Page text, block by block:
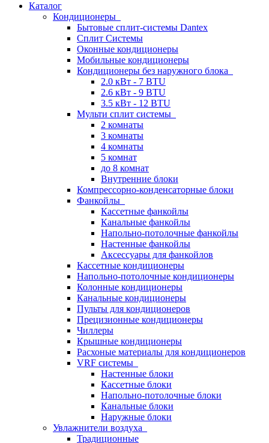
Каталог
Кондиционеры
Бытовые сплит-системы Dantex
Сплит Системы
Оконные кондиционеры
Мобильные кондиционеры
Кондиционеры без наружного блока
2.0 кВт - 7 BTU
2.6 кВт - 9 BTU
3.5 кВт - 12 BTU
Мульти сплит системы
2 комнаты
3 комнаты
4 комнаты
5 комнат
до 8 комнат
Внутренние блоки
Компрессорно-конденсаторные блоки
Фанкойлы
Кассетные фанкойлы
Канальные фанкойлы
Напольно-потолочные фанкойлы
Настенные фанкойлы
Аксессуары для фанкойлов
Кассетные кондиционеры
Напольно-потолочные кондиционеры
Колонные кондиционеры
Канальные кондиционеры
Пульты для кондиционеров
Прецизионные кондиционеры
Чиллеры
Крышные кондиционеры
Расхоные материалы для кондиционеров
VRF системы
Настенные блоки
Кассетные блоки
Напольно-потолочные блоки
Канальные блоки
Наружные блоки
Увлажнители воздуха
Традиционные